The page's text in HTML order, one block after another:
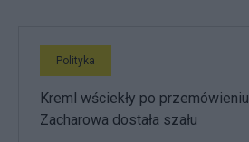
Polityka
Kreml wściekły po
Zacharowa dostała szału